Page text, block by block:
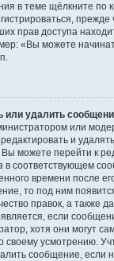
в теме щёлкните по
прежде
прав доступа
«Вы можете
или удалить
или
и
можете перейти к
в соответствующем
времени после
то под ним
правок, а также
если
хотя они могут
своему усмотрению.
сообщение, если